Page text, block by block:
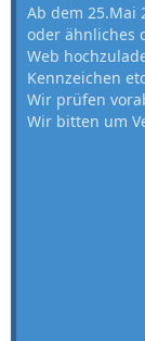
Ab dem 25.Mai
oder ähnliches
Web
Kennzeichen
Wir prüfen
Wir bitten um